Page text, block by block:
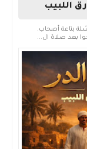
اللبيب
شلة بتاعة أصحاب.
بعد صلاة ال...